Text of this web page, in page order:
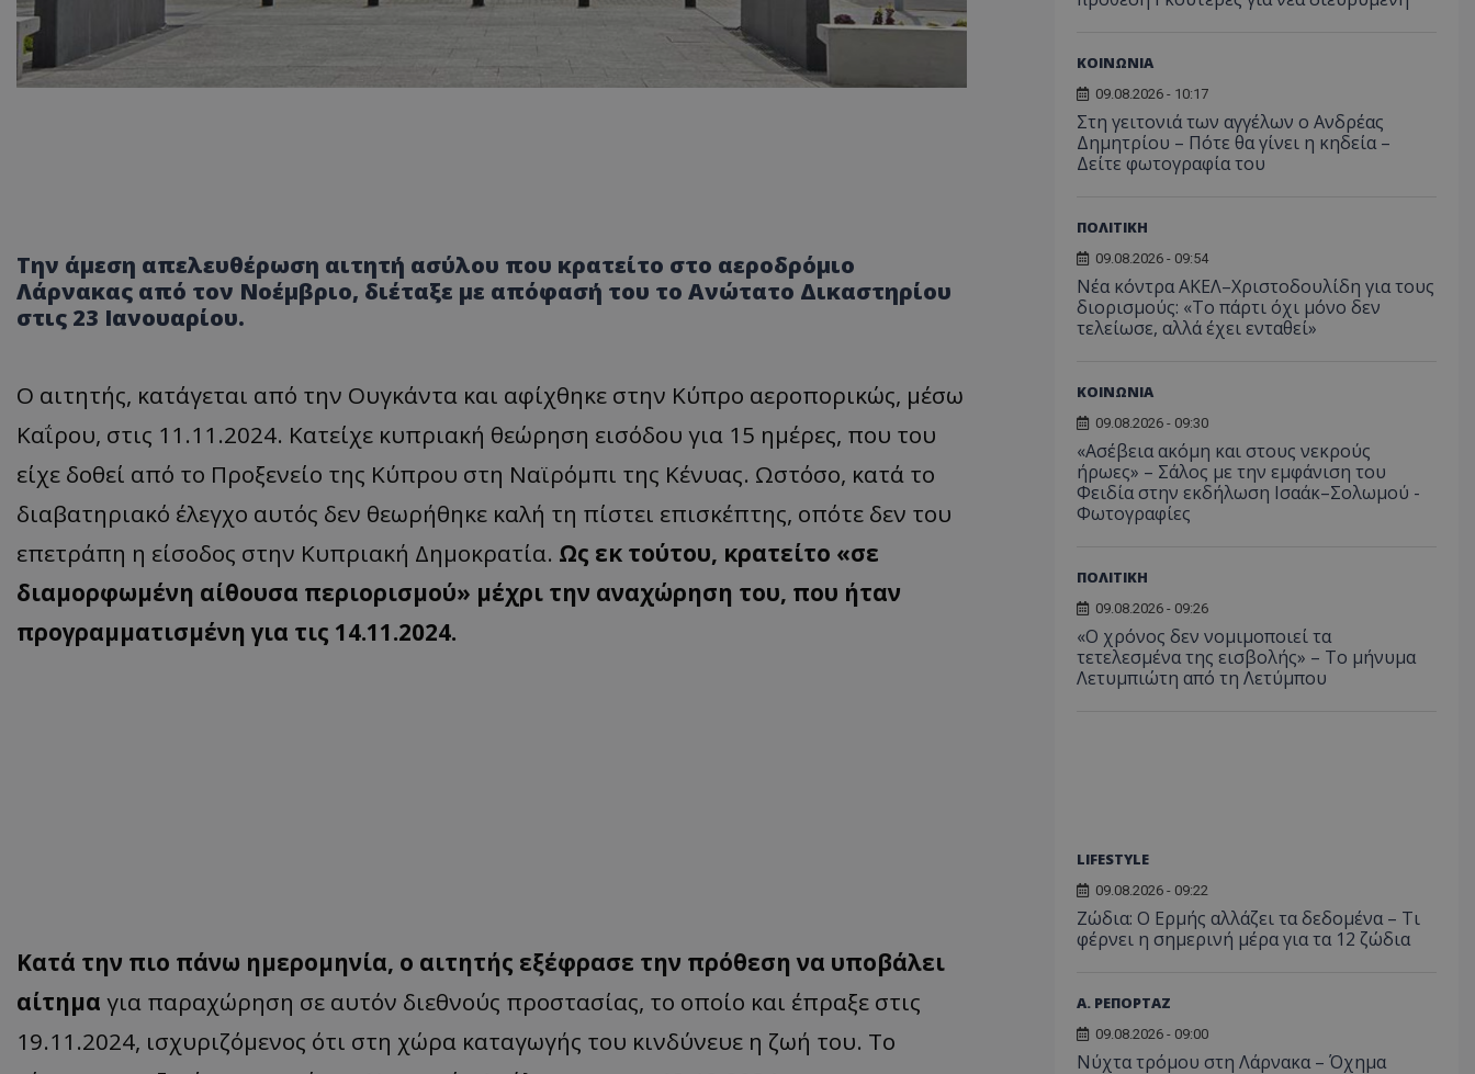
Την άμεση απελευθέρωση αιτητή ασύλου που κρατείτο στο αεροδρόμιο
Λάρνακας από τον Νοέμβριο, διέταξε με απόφασή του το Ανώτατο Δικαστηρίου
στις 23 Ιανουαρίου.
Ο αιτητής, κατάγεται από την Ουγκάντα και αφίχθηκε στην Κύπρο αεροπορικώς, μέσω
Καΐρου, στις 11.11.2024. Κατείχε κυπριακή θεώρηση εισόδου για 15 ημέρες, που του
είχε δοθεί από το Προξενείο της Κύπρου στη Ναϊρόμπι της Κένυας. Ωστόσο, κατά το
διαβατηριακό έλεγχο αυτός δεν θεωρήθηκε καλή τη πίστει επισκέπτης, οπότε δεν του
επετράπη η είσοδος στην Κυπριακή Δημοκρατία. Ως εκ τούτου, κρατείτο «σε
διαμορφωμένη αίθουσα περιορισμού» μέχρι την αναχώρηση του, που ήταν
προγραμματισμένη για τις 14.11.2024.
Κατά την πιο πάνω ημερομηνία, ο αιτητής εξέφρασε την πρόθεση να υποβάλει
αίτημα για παραχώρηση σε αυτόν διεθνούς προστασίας, το οποίο και έπραξε στις
19.11.2024, ισχυριζόμενος ότι στη χώρα καταγωγής του κινδύνευε η ζωή του. Το
ΚΟΙΝΩΝΙΑ
09.08.2026 - 10:17
Στη γειτονιά των αγγέλων ο Ανδρέας
Δημητρίου – Πότε θα γίνει η κηδεία –
Δείτε φωτογραφία του
ΠΟΛΙΤΙΚΗ
09.08.2026 - 09:54
Νέα κόντρα ΑΚΕΛ–Χριστοδουλίδη για τους
διορισμούς: «Το πάρτι όχι μόνο δεν
τελείωσε, αλλά έχει ενταθεί»
ΚΟΙΝΩΝΙΑ
09.08.2026 - 09:30
«Ασέβεια ακόμη και στους νεκρούς
ήρωες» – Σάλος με την εμφάνιση του
Φειδία στην εκδήλωση Ισαάκ–Σολωμού -
Φωτογραφίες
ΠΟΛΙΤΙΚΗ
09.08.2026 - 09:26
«Ο χρόνος δεν νομιμοποιεί τα
τετελεσμένα της εισβολής» – Το μήνυμα
Λετυμπιώτη από τη Λετύμπου
LIFESTYLE
09.08.2026 - 09:22
Ζώδια: Ο Ερμής αλλάζει τα δεδομένα – Τι
φέρνει η σημερινή μέρα για τα 12 ζώδια
Α. ΡΕΠΟΡΤΑΖ
09.08.2026 - 09:00
Νύχτα τρόμου στη Λάρνακα – Όχημα